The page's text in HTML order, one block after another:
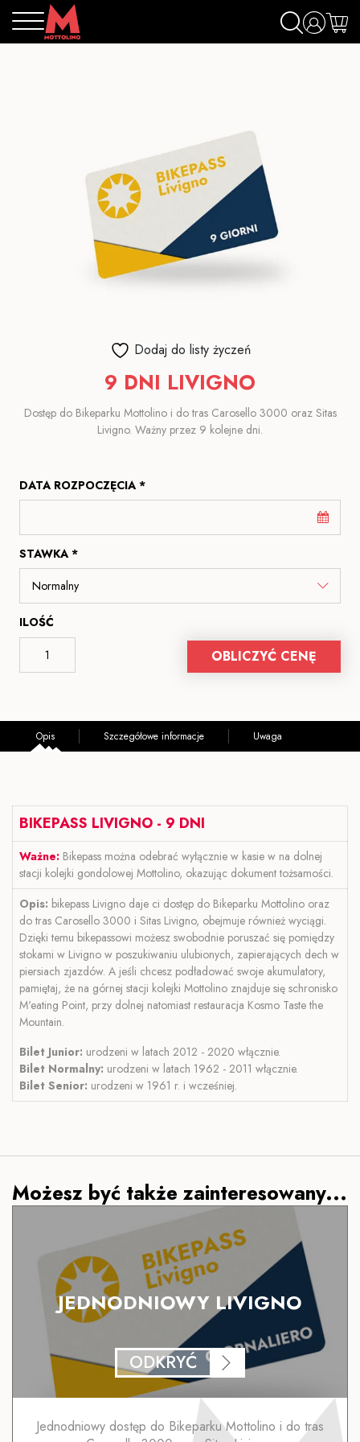
Dodaj do listy życzeń
9 DNI LIVIGNO
Dostęp do Bikeparku Mottolino i do tras Carosello 3000 oraz Sitas
Livigno. Ważny przez 9 kolejne dni.
DATA ROZPOCZĘCIA *
STAWKA *
ILOŚĆ
OBLICZYĆ CENĘ
Opis Szczegółowe informacje Uwaga
BIKEPASS LIVIGNO - 9 DNI
Ważne: Bikepass można odebrać wyłącznie w kasie w na dolnej
stacji kolejki gondolowej Mottolino, okazując dokument tożsamości.
Opis: bikepass Livigno daje ci dostęp do Bikeparku Mottolino oraz
do tras Carosello 3000 i Sitas Livigno, obejmuje również wyciągi.
Dzięki temu bikepassowi możesz swobodnie poruszać się pomiędzy
stokami w Livigno w poszukiwaniu ulubionych, zapierających dech w
piersiach zjazdów. A jeśli chcesz podładować swoje akumulatory,
pamiętaj, że na górnej stacji kolejki Mottolino znajduje się schronisko
M'eating Point, przy dolnej natomiast restauracja Kosmo Taste the
Mountain.
Bilet Junior: urodzeni w latach 2012 - 2020 włącznie.
Bilet Normalny: urodzeni w latach 1962 - 2011 włącznie.
Bilet Senior: urodzeni w 1961 r. i wcześniej.
Możesz być także zainteresowany...
JEDNODNIOWY LIVIGNO
ODKRYĆ
Jednodniowy dostęp do Bikeparku Mottolino i do tras